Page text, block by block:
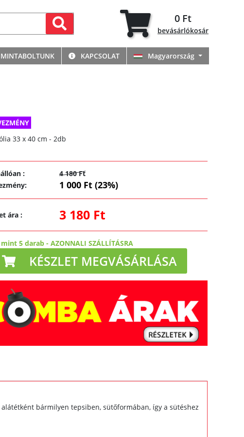
0 Ft
bevásárlókosár
MINTABOLTUNK KAPCSOLAT Magyarország
33 x 40 cm - 2db
:
4 180 Ft
: 1 000 Ft (23%)
ára : 3 180 Ft
5 darab- AZONNALI SZÁLLÍTÁSRA
KÉSZLET MEGVÁSÁRLÁSA
bármilyen tepsiben, sütőformában, így a sütéshez